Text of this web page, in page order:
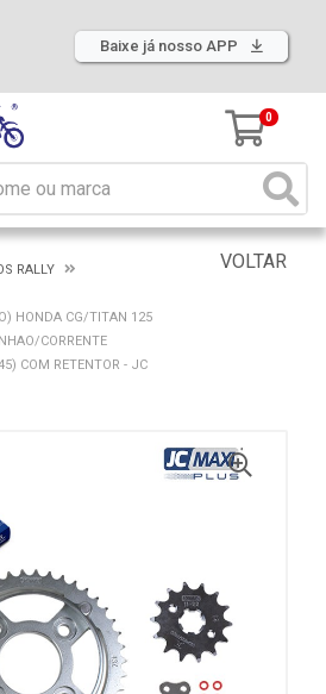
Baixe já nosso APP
0
VOLTAR
RALLY
HONDA CG/TITAN 125
CORRENTE
COM RETENTOR - JC